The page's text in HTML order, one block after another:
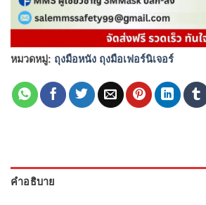
หมวดหมู่: ถุงมือหนัง ถุงมือเฟอร์นิเจอร์
คำอธิบาย